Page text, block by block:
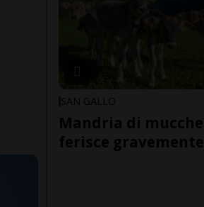
SAN GALLO
Mandria di
ferisce